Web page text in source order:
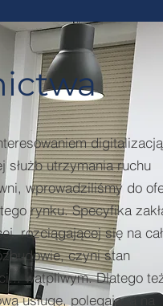
digitalizacją
służb utrzymania ruchu
wprowadziliśmy do
rynku. Specyfika
rozciągającej się na
czyni stan
wątpliwym. Dlatego
usługę, polegającą na